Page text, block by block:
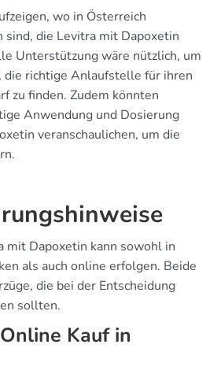
wo in Österreich
sind, die Levitra mit Dapoxetin
Unterstützung wäre nützlich, um
die richtige Anlaufstelle für ihren
zu finden. Zudem könnten
Anwendung und Dosierung
veranschaulichen, um die
mit Dapoxetin kann sowohl in
als auch online erfolgen. Beide
die bei der Entscheidung
sollten.
Kauf in